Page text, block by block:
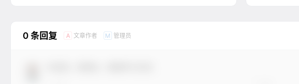
0 条回复 A 文章作者 M 管理员